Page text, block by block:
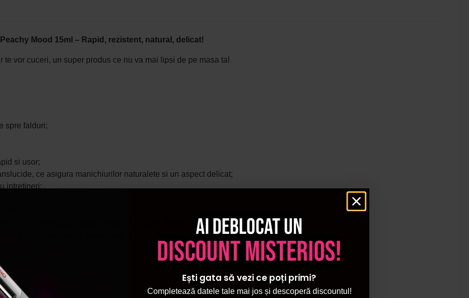
Mood 15ml – Rapid, rezistent, natural, delicat!
vor cuceri, un super produs ce nu va mai lipsi de pe masa ta!
spre falduri;
si usor;
ce asigura manichiurilor naturalete si un aspect delicat;
intretineri;
si gel color, sau se poate folosi in stare naturala, fiind un gel pigmentat.
Ai deblocat un
discount misterios!
Ești gata să vezi ce poți primi?
Completează datele tale mai jos și descoperă discountul!